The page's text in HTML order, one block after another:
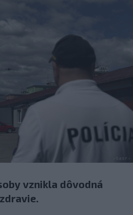
vznikla dôvodná